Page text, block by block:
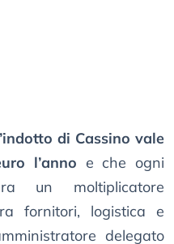
di Cassino vale
l’anno e che ogni
un moltiplicatore
fornitori, logistica e
delegato